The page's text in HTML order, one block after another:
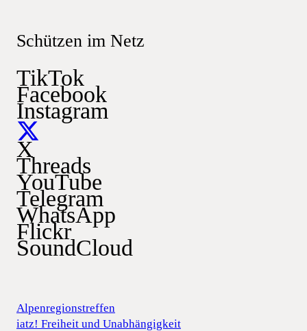
Schützen im Netz
TikTok
Facebook
Instagram
X
Threads
YouTube
Telegram
WhatsApp
Flickr
SoundCloud
Alpenregionstreffen
iatz! Freiheit und Unabhängigkeit